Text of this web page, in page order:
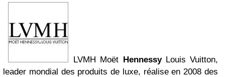
LVMH Moët HennessyLouis Vuitton,
leader mondial des produits de luxe, réalise en 2008 des